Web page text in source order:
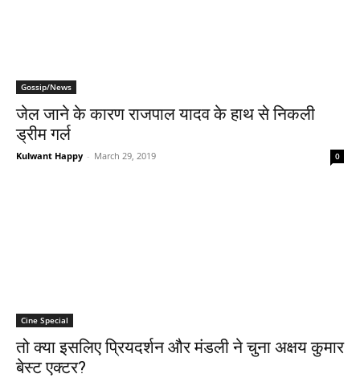
Gossip/News
जेल जाने के कारण राजपाल यादव के हाथ से निकली
ड्रीम गर्ल
Kulwant Happy - March 29, 2019 0
Cine Special
तो क्‍या इसलिए प्रियदर्शन और मंडली ने चुना अक्षय कुमार
बेस्‍ट एक्‍टर?